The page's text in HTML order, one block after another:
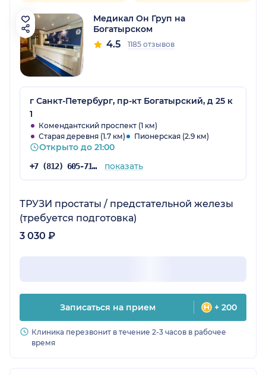
Медикал Он Груп на
Богатырском
4.5 1185 отзывов
г Санкт-Петербург, пр-кт Богатырский, д 25 к
1
Комендантский проспект (1 км)
Старая деревня (1.7 км)
Пионерская (2.9 км)
Открыто до 21:00
+7 (812) 605-71-21 показать
ТРУЗИ простаты / предстательной железы
(требуется подготовка)
3 030 ₽
Записаться на прием + 200
Клиника перезвонит в течение 2-3 часов в рабочее
время